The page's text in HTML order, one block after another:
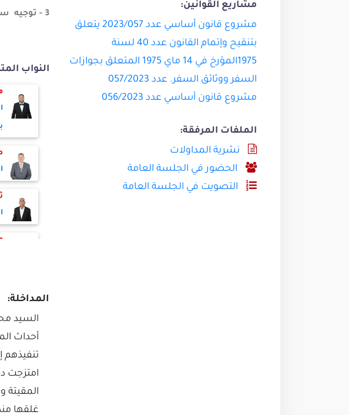
مشاريع القوانين:
مشروع قانون أساسي عدد 2023/057 يتعلق
بتنقيح وإتمام القانون عدد 40 لسنة
1975المؤرخ في 14 ماي 1975 المتعلق بجوازات
السفر ووثائق السفر. عدد 057/2023
مشروع قانون أساسي عدد 056/2023
الملفات المرفقة:
نشرية المداولات
الحضور في الجلسة العامة
التصويت في الجلسة العامة
3 - توجيه سؤالين شفاهيين الى السيد وزير الداخلية،
النواب
المداخلة:
السيد
تنفيذهم
امتزجت
المقيتة
غلقها